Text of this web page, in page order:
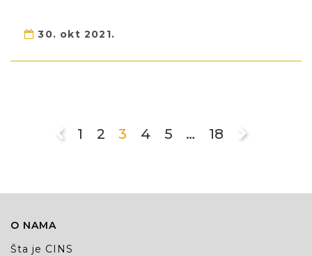
30. okt 2021.
1 2 3 4 5 … 18
O NAMA
Šta je CINS